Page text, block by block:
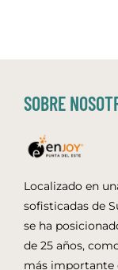
SOBRE
Localizado en
sofisticadas de
se ha
de 25 años,
más importante